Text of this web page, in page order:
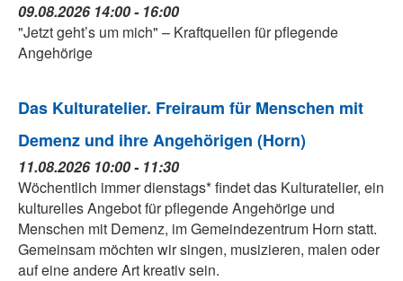
09.08.2026 14:00 - 16:00
"Jetzt geht’s um mich" – Kraftquellen für pflegende
Angehörige
Das Kulturatelier. Freiraum für Menschen mit
Demenz und ihre Angehörigen (Horn)
11.08.2026 10:00 - 11:30
Wöchentlich immer dienstags* findet das Kulturatelier, ein
kulturelles Angebot für pflegende Angehörige und
Menschen mit Demenz, im Gemeindezentrum Horn statt.
Gemeinsam möchten wir singen, musizieren, malen oder
auf eine andere Art kreativ sein.